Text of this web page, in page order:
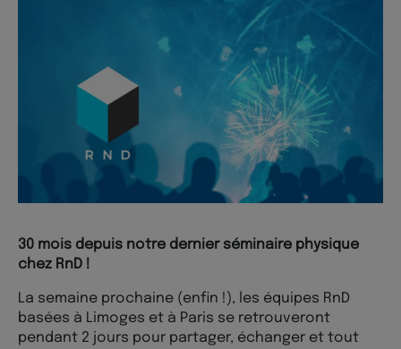
30 mois depuis notre dernier séminaire physique
chez RnD !
La semaine prochaine (enfin !), les équipes RnD
basées à Limoges et à Paris se retrouveront
pendant 2 jours pour partager, échanger et tout